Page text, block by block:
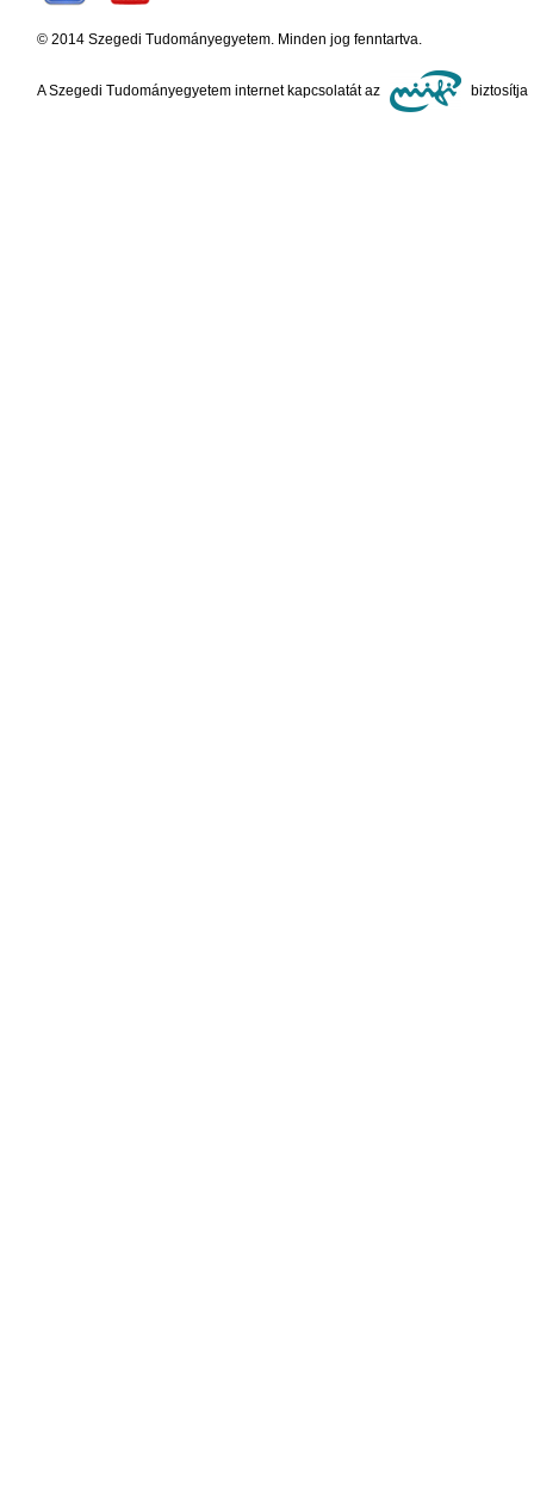
© 2014 Szegedi Tudományegyetem. Minden jog fenntartva.
A Szegedi Tudományegyetem internet kapcsolatát az biztosítja